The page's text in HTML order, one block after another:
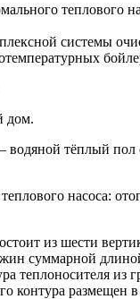
теплового
системы
дом.
водяной тёплый
насоса:
из шести
суммарной
теплоносителя из
контура размещен